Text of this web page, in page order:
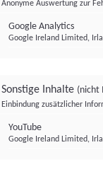
Anonyme Auswertung zur
Google Analytics
Google Ireland Limited,
Sonstige Inhalte (nicht
Einbindung zusätzlicher
YouTube
Google Ireland Limited,